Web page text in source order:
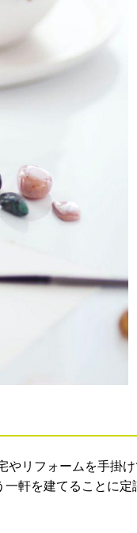
やリフォームを手掛け
一軒を建てることに定